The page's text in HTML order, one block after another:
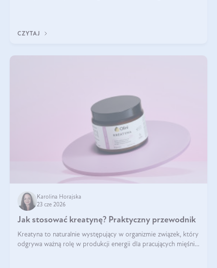
CZYTAJ
Karolina Horajska
23 cze 2026
Jak stosować kreatynę? Praktyczny przewodnik
Kreatyna to naturalnie występujący w organizmie związek, który
odgrywa ważną rolę w produkcji energii dla pracujących mięśni.